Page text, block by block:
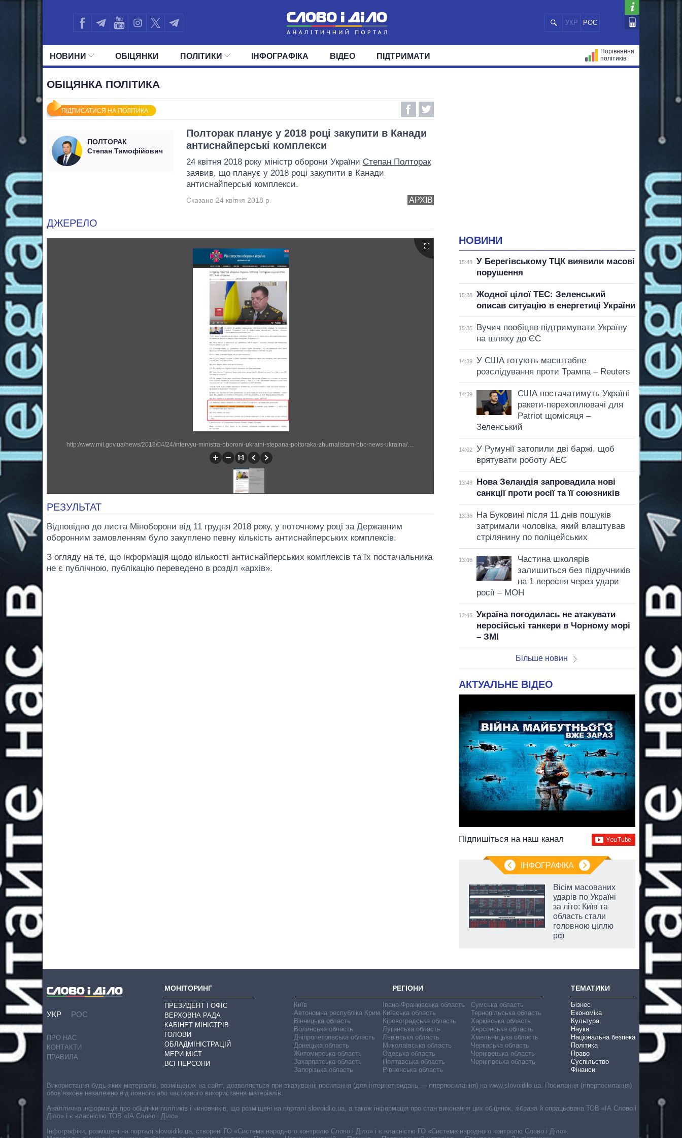
УКР РОС
НОВИНИ
СВІТ
ОБIЦЯНКИ ПОЛIТИКИ
ОКРУГИ
ІНФОГРАФІКА ВІДЕО ПІДТРИМАТИ
Порівняння
політиків
ОБІЦЯНКА ПОЛІТИКА
ПІДПИСАТИСЯ НА ПОЛІТИКА
ПОЛТОРАК
Степан Тимофійович
Полторак планує у 2018 році закупити в Канади
антиснайперські комплекси
24 квітня 2018 року міністр оборони України Степан Полторак
заявив, що планує у 2018 році закупити в Канади
антиснайперські комплекси.
АРХІВ
Сказано 24 квітня 2018 р.
ДЖЕРЕЛО
РЕЗУЛЬТАТ
Відповідно до листа Міноборони від 11 грудня 2018 року, у поточному році за Державним
оборонним замовленням було закуплено певну кількість антиснайперських комплексів.
З огляду на те, що інформація щодо кількості антиснайперських комплексів та їх постачальника
не є публічною, публікацію переведено в розділ «архів».
НОВИНИ
15:48
У Берегівському ТЦК виявили масові
порушення
15:38
Жодної цілої ТЕС: Зеленський
описав ситуацію в енергетиці України
15:35
Вучич пообіцяв підтримувати Україну
на шляху до ЄС
14:39
У США готують масштабне
розслідування проти Трампа – Reuters
14:39
США постачатимуть Україні
ракети-перехоплювачі для
Patriot щомісяця –
Зеленський
14:02
У Румунії затопили дві баржі, щоб
врятувати роботу АЕС
13:49
Нова Зеландія запровадила нові
санкції проти росії та її союзників
13:36
На Буковині після 11 днів пошуків
затримали чоловіка, який влаштував
стрілянину по поліцейських
13:06
Частина школярів
залишиться без підручників
на 1 вересня через удари
росії – МОН
12:46
Україна погодилась не атакувати
неросійські танкери в Чорному морі
– ЗМІ
Більше новин
АКТУАЛЬНЕ ВІДЕО
Підпишіться на наш канал
ІНФОГРАФІКА
Вісім масованих
ударів по Україні
за літо: Київ та
область стали
головною ціллю
рф
УКР РОС
ПРО НАС
КОНТАКТИ
ПРАВИЛА
МОНІТОРИНГ
ПРЕЗИДЕНТ І ОФІС
ВЕРХОВНА РАДА
КАБІНЕТ МІНІСТРІВ
ГОЛОВИ
ОБЛАДМІНІСТРАЦІЙ
МЕРИ МІСТ
ВСІ ПЕРСОНИ
РЕГІОНИ
Київ
Автономна республіка Крим
Вінницька область
Волинська область
Дніпропетровська область
Донецька область
Житомирська область
Закарпатська область
Запорізька область
Івано-Франківська область
Київська область
Кіровоградська область
Луганська область
Львівська область
Миколаївська область
Одеська область
Полтавська область
Рівненська область
Сумська область
Тернопільська область
Харківська область
Херсонська область
Хмельницька область
Черкаська область
Чернівецька область
Чернігівська область
ТЕМАТИКИ
Бізнес
Економіка
Культура
Наука
Національна безпека
Політика
Право
Суспільство
Фінанси
Використання будь-яких матеріалів, розміщених на сайті, дозволяється при вказуванні посилання (для інтернет-видань — гіперпосилання) на www.slovoidilo.ua. Посилання (гіперпосилання)
обов’язкове незалежно від повного або часткового використання матеріалів.
Аналітична інформація про обіцянки політиків і чиновників, що розміщені на порталі slovoidilo.ua, а також інформація про стан виконання цих обіцянок, зібрана й опрацьована ТОВ «ІА Слово і
Діло» і є власністю ТОВ «ІА Слово і Діло».
Інфографіки, розміщені на порталі slovoidilo.ua, створені ГО «Система народного контролю Слово і Діло» і є власністю ГО «Система народного контролю Слово і Діло».